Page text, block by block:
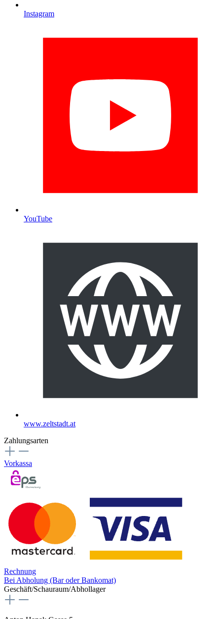
Instagram
YouTube
www.zeltstadt.at
Zahlungsarten
Vorkassa
Rechnung
Bei Abholung (Bar oder Bankomat)
Geschäft/Schauraum/Abhollager